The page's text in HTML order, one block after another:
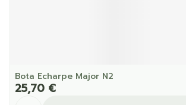
Bota Echarpe Major N2
25,70 €